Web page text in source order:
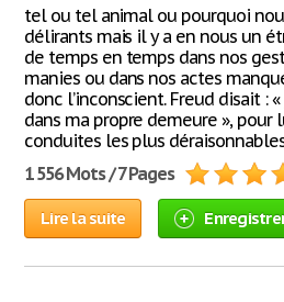
tel ou tel animal ou pourquoi
délirants mais il y a en nous un
de temps en temps dans nos
manies ou dans nos actes
donc l’inconscient. Freud disait :
dans ma propre demeure », pour
conduites les plus
1 556 Mots / 7 Pages
Lire la suite